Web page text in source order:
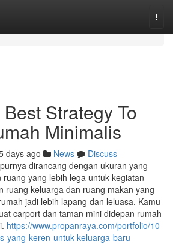
Strategy To
Minimalis
days ago News
Discuss
dirancang dengan ukuran yang
yang lebih lega untuk kegiatan
ruang keluarga dan ruang makan yang
jadi lebih lapang dan leluasa. Kamu
carport dan taman mini didepan rumah
https://www.propanraya.com/portfolio/10-
yang-keren-untuk-keluarga-baru